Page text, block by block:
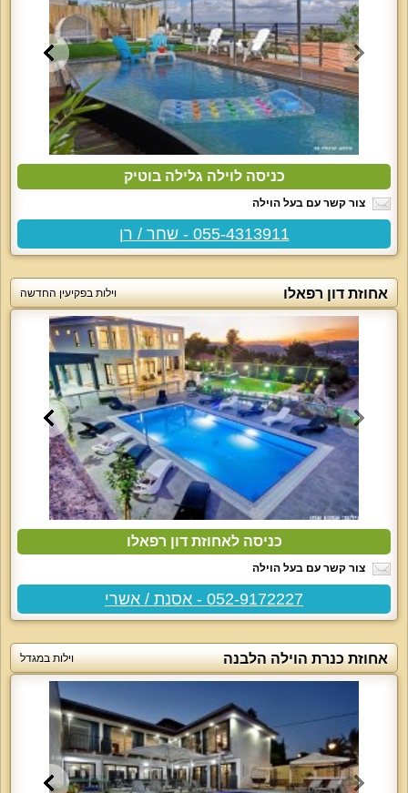
כניסה לוילה גלילה בוטיק
צור קשר עם בעל הוילה
055-4313911 - שחר / רן
אחוזת דון רפאלו וילות בפקיעין החדשה
כניסה לאחוזת דון רפאלו
צור קשר עם בעל הוילה
052-9172227 - אסנת / אשרי
אחוזת כנרת הוילה הלבנה וילות במגדל